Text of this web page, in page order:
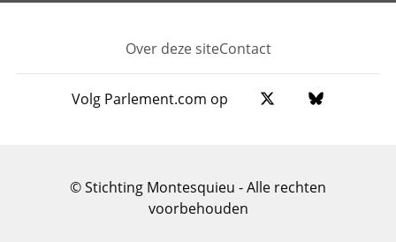
Footer
Over deze siteContact
Volg Parlement.com op
© Stichting Montesquieu - Alle rechten
voorbehouden